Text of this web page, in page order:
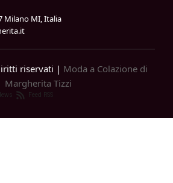
Milano MI, Italia
riservati | Moda a Colazione di
Margherita Tizzi
Feed RSS